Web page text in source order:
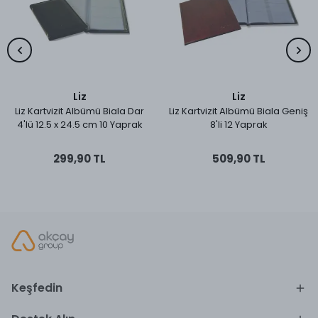
Liz
Liz Kartvizit Albümü Biala Dar
4'lü 12.5 x 24.5 cm 10 Yaprak
299,90 TL
Liz
Liz Kartvizit Albümü Biala Geniş
8'li 12 Yaprak
509,90 TL
Keşfedin